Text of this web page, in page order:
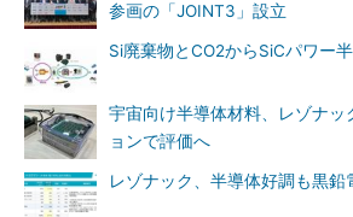
参画の「JOINT3」設立
Si廃棄物とCO2からSiCパワー
宇宙向け半導体材料、レゾナッ
ョンで評価へ
レゾナック、半導体好調も黒鉛